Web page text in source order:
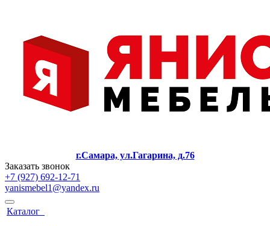
г.Самара, ул.Гагарина, д.76
Заказать звонок
+7 (927) 692-12-71
yanismebel1@yandex.ru
Каталог